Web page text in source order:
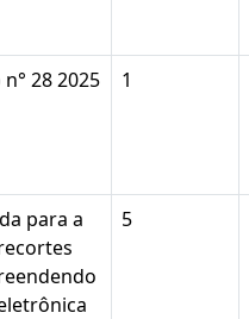
28 2025 1
para a
5